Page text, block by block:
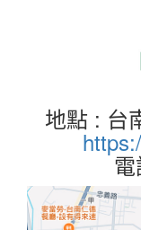
地點 : 台